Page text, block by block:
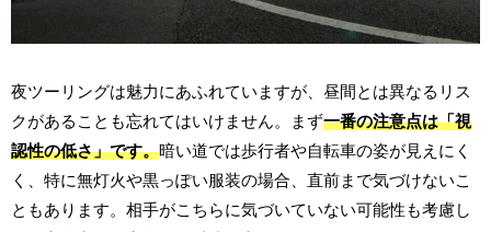
夜ツーリングは魅力にあふれていますが、昼間とは異なるリス
クがあることも忘れてはいけません。まず一番の注意点は「視
認性の低さ」です。暗い道では歩行者や自転車の姿が見えにく
く、特に無灯火や黒っぽい服装の場合、直前まで気づけないこ
ともあります。相手がこちらに気づいていない可能性も考慮し